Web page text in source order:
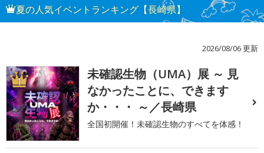
夏の人気イベントランキング【長崎県】
2026/08/06 更新
1
未確認生物（UMA）展 ～ 見
なかったことに、できます
か・・・ ～／長崎県
全国初開催！未確認生物のすべてを体感！